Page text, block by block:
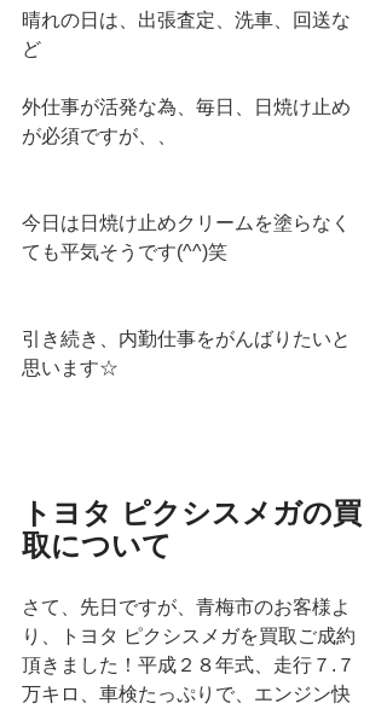
晴れの日は、出張査定、洗車、回送な
ど
外仕事が活発な為、毎日、日焼け止め
が必須ですが、、
今日は日焼け止めクリームを塗らなく
ても平気そうです(^^)笑
引き続き、内勤仕事をがんばりたいと
思います☆
トヨタ ピクシスメガの買
取について
さて、先日ですが、青梅市のお客様よ
り、トヨタ ピクシスメガを買取ご成約
頂きました！平成２８年式、走行７.７
万キロ、車検たっぷりで、エンジン快